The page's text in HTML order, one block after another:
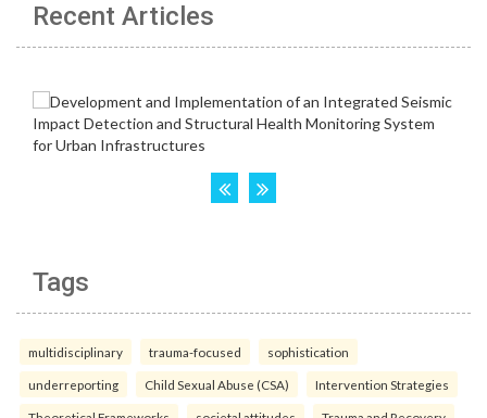
Recent Articles
Tags
multidisciplinary trauma-focused sophistication
underreporting Child Sexual Abuse (CSA) Intervention Strategies